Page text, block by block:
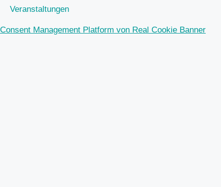
Veranstaltungen
Consent Management Platform von Real Cookie Banner